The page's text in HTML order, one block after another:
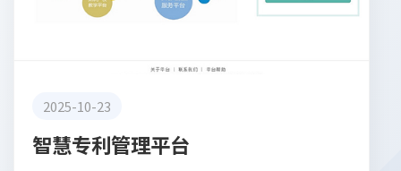
2025-10-23
智慧专利管理平台